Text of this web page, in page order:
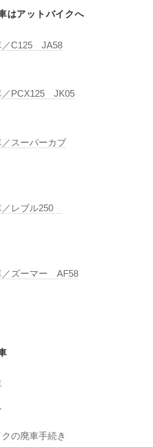
はアットバイクへ
／C125 JA58
／PCX125 JK05
スーパーカブ
／レブル250
／ズーマー AF58
の廃車手続き